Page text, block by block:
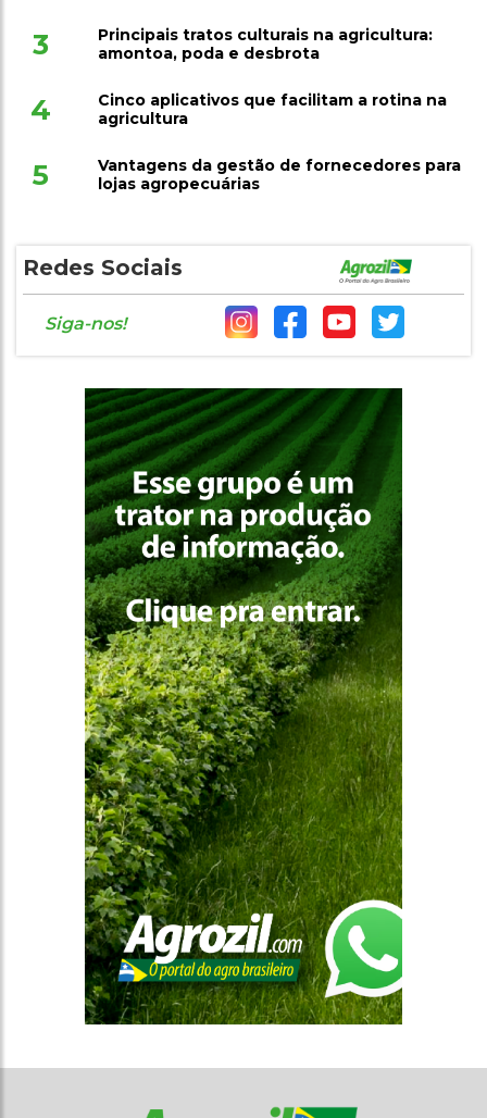
3
Principais tratos culturais na agricultura:
amontoa, poda e desbrota
4
Cinco aplicativos que facilitam a rotina na
agricultura
5
Vantagens da gestão de fornecedores para
lojas agropecuárias
Redes Sociais
Siga-nos!